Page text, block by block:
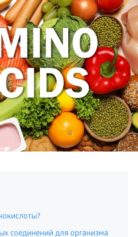
соединений для организма